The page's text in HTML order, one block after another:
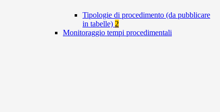
Tipologie di procedimento (da pubblicare
in tabelle) 2
Monitoraggio tempi procedimentali